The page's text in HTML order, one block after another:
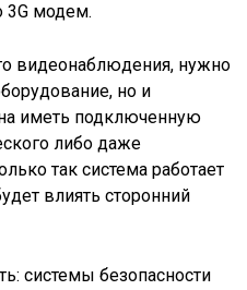
3G модем.
видеонаблюдения, нужно
но и
иметь подключенную
либо даже
так система работает
влиять сторонний
системы безопасности